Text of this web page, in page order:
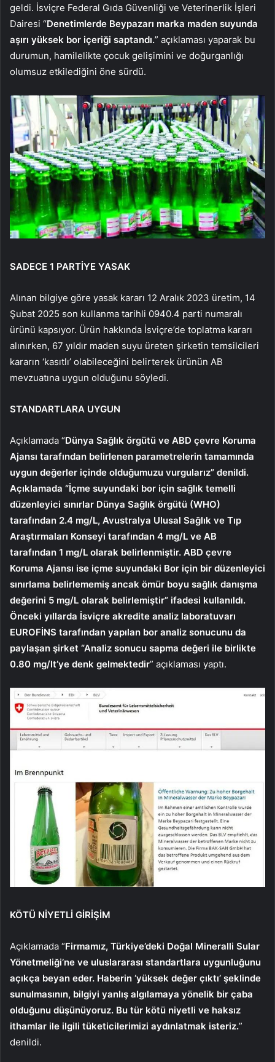
geldi. İsviçre Federal Gıda Güvenliği ve Veterinerlik İşleri
Dairesi “Denetimlerde Beypazarı marka maden suyunda
aşırı yüksek bor içeriği saptandı.” açıklaması yaparak bu
durumun, hamilelikte çocuk gelişimini ve doğurganlığı
olumsuz etkilediğini öne sürdü.
SADECE 1 PARTİYE YASAK
Alınan bilgiye göre yasak kararı 12 Aralık 2023 üretim, 14
Şubat 2025 son kullanma tarihli 0940.4 parti numaralı
ürünü kapsıyor. Ürün hakkında İsviçre’de toplatma kararı
alınırken, 67 yıldır maden suyu üreten şirketin temsilcileri
kararın ‘kasıtlı’ olabileceğini belirterek ürünün AB
mevzuatına uygun olduğunu söyledi.
STANDARTLARA UYGUN
Açıklamada “Dünya Sağlık örgütü ve ABD çevre Koruma
Ajansı tarafından belirlenen parametrelerin tamamında
uygun değerler içinde olduğumuzu vurgularız” denildi.
Açıklamada “İçme suyundaki bor için sağlık temelli
düzenleyici sınırlar Dünya Sağlık örgütü (WHO)
tarafından 2.4 mg/L, Avustralya Ulusal Sağlık ve Tıp
Araştırmaları Konseyi tarafından 4 mg/L ve AB
tarafından 1 mg/L olarak belirlenmiştir. ABD çevre
Koruma Ajansı ise içme suyundaki Bor için bir düzenleyici
sınırlama belirlememiş ancak ömür boyu sağlık danışma
değerini 5 mg/L olarak belirlemiştir” ifadesi kullanıldı.
Önceki yıllarda İsviçre akredite analiz laboratuvarı
EUROFİNS tarafından yapılan bor analiz sonucunu da
paylaşan şirket “Analiz sonucu sapma değeri ile birlikte
0.80 mg/lt’ye denk gelmektedir” açıklaması yaptı.
KÖTÜ NİYETLİ GİRİŞİM
Açıklamada “Firmamız, Türkiye’deki Doğal Mineralli Sular
Yönetmeliği’ne ve uluslararası standartlara uygunluğunu
açıkça beyan eder. Haberin ‘yüksek değer çıktı’ şeklinde
sunulmasının, bilgiyi yanlış algılamaya yönelik bir çaba
olduğunu düşünüyoruz. Bu tür kötü niyetli ve haksız
ithamlar ile ilgili tüketicilerimizi aydınlatmak isteriz.”
denildi.